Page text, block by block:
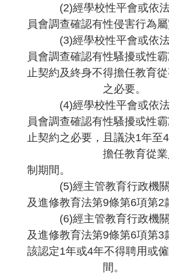
(2)經學校性平會或依法
員會調查確認有性侵害行為屬
(3)經學校性平會或依法
員會調查確認有性騷擾或性
止契約及終身不得擔任教育
之必要。
(4)經學校性平會或依法
員會調查確認有性騷擾或性
止契約之必要，且議決1年至
擔任教育從業人
制期間。
(5)經主管教育行政機關
及進修教育法第9條第6項第2
(6)經主管教育行政機關
及進修教育法第9條第6項第3
該認定1年或4年不得聘用或
間。